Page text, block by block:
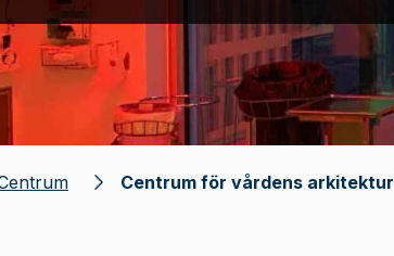
Centrum för vårdens arkitektur